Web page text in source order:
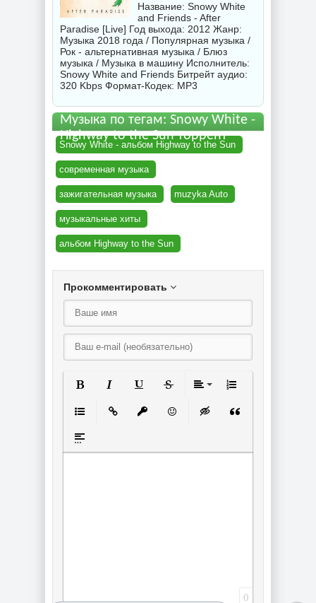
Название: Snowy White
and Friends - After
Paradise [Live] Год выхода: 2012 Жанр:
Музыка 2018 года / Популярная музыка /
Рок - альтернативная музыка / Блюз
музыка / Музыка в машину Исполнитель:
Snowy White and Friends Битрейт аудио:
320 Kbps Формат-Кодек: MP3
Музыка по тегам: Snowy White -
Highway to the Sun торрент
Snowy White - альбом Highway to the Sun
современная музыка
зажигательная музыка muzyka Auto
музыкальные хиты
альбом Highway to the Sun
Прокомментировать
Вставка спойлера
0